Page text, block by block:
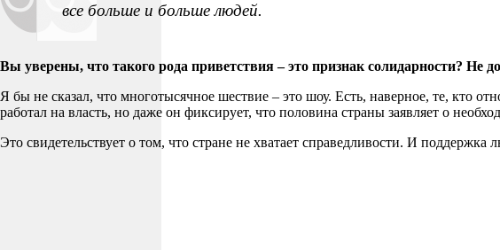
все больше и больше людей.
Вы уверены, что такого рода приветствия – это признак солидарности? Не
Я бы не сказал, что многотысячное шествие – это шоу. Есть, наверное, те, кто
работал на власть, но даже он фиксирует, что половина страны заявляет о
Это свидетельствует о том, что стране не хватает справедливости. И